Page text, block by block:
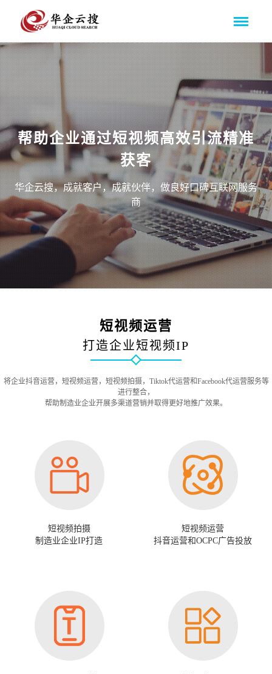
帮助企业通过短视频高效引流精准
获客
华企云搜，成就客户，成就伙伴，做良好口碑互联网服务
商
短视频运营
打造企业短视频IP
将企业抖音运营，短视频运营，短视频拍摄，Tiktok代运营和Facebook代运营服务等
进行整合，
帮助制造业企业开展多渠道营销并取得更好地推广效果。
短视频拍摄
制造业企业IP打造
短视频运营
抖音运营和OCPC广告投放